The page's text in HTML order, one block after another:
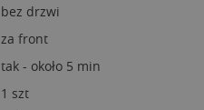
bez drzwi
za front
tak - około 5 min
1 szt